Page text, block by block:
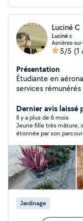
Luciné C
Luciné c
Asnières-
5/5 (1
Présentation
Étudiante en
services
toujours répondre
Dernier avis laissé
Il y a plus de 6 mois
Jeune fille très mâture,
étonnée par son parcours de vie Une fille qui
Jardinage